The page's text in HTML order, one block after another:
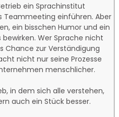
ein Sprachinstitut
einführen. Aber
ein bisschen Humor und ein
Wer Sprache nicht
Chance zur Verständigung
nicht nur seine Prozesse
menschlicher.
in dem sich alle verstehen,
auch ein Stück besser.